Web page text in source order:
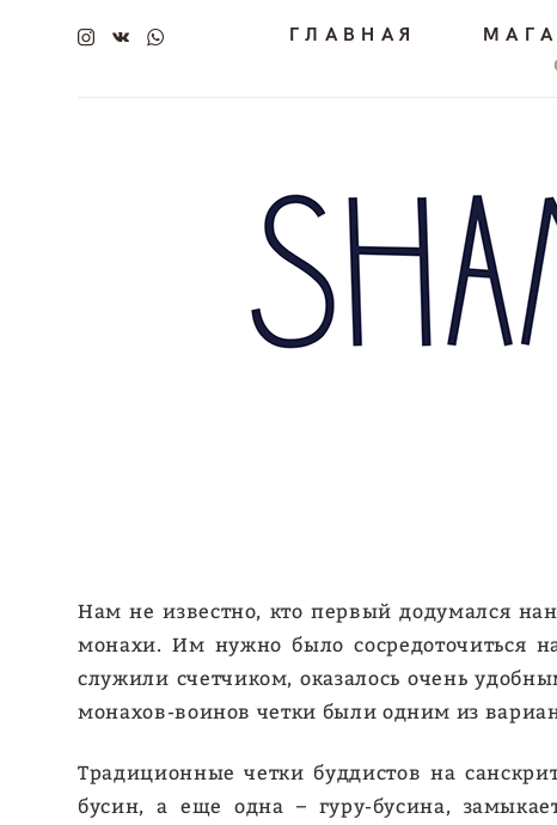
ГЛАВНАЯ
Нам не известно, кто первый додумался
монахи. Им нужно было сосредоточиться
служили счетчиком, оказалось очень
монахов-воинов четки были одним из
Традиционные четки буддистов на
бусин, а еще одна – гуру-бусина,